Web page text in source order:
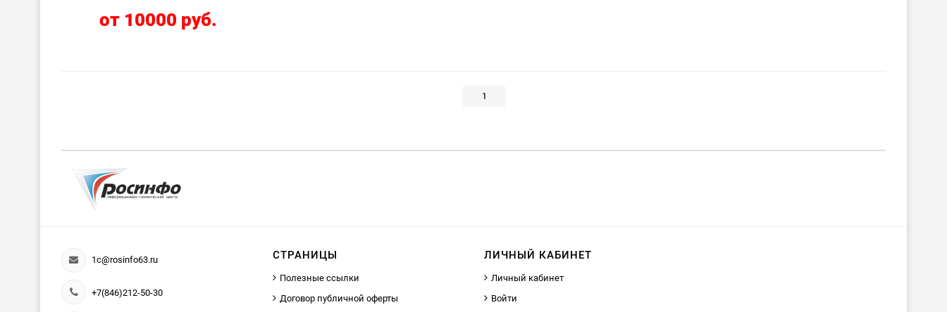
от 10000 руб.
1
1c@rosinfo63.ru
+7(846)212-50-30
СТРАНИЦЫ
Полезные ссылки
Договор публичной оферты
ЛИЧНЫЙ КАБИНЕТ
Личный кабинет
Войти